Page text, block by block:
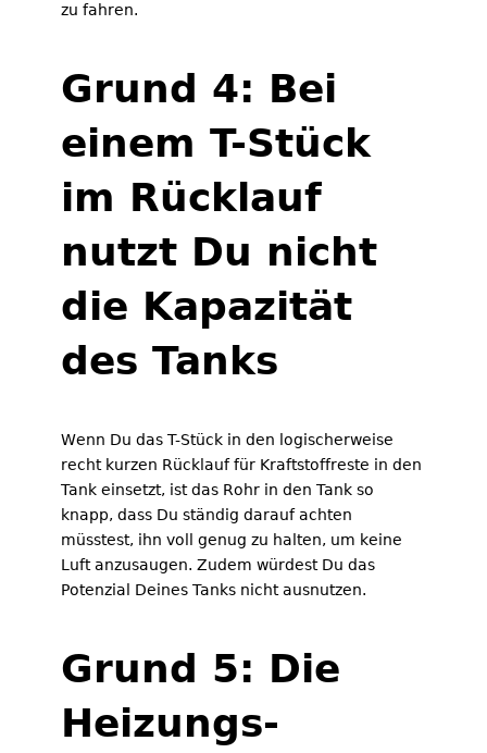
zu fahren.
Grund 4: Bei
einem T-Stück
im Rücklauf
nutzt Du nicht
die Kapazität
des Tanks
Wenn Du das T-Stück in den logischerweise
recht kurzen Rücklauf für Kraftstoffreste in den
Tank einsetzt, ist das Rohr in den Tank so
knapp, dass Du ständig darauf achten
müsstest, ihn voll genug zu halten, um keine
Luft anzusaugen. Zudem würdest Du das
Potenzial Deines Tanks nicht ausnutzen.
Grund 5: Die
Heizungs-